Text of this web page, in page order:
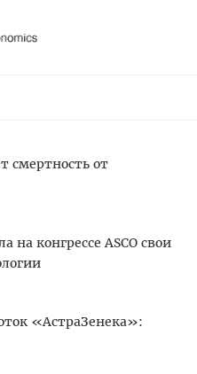
смертность от
на конгрессе ASCO свои
«АстраЗенека»: